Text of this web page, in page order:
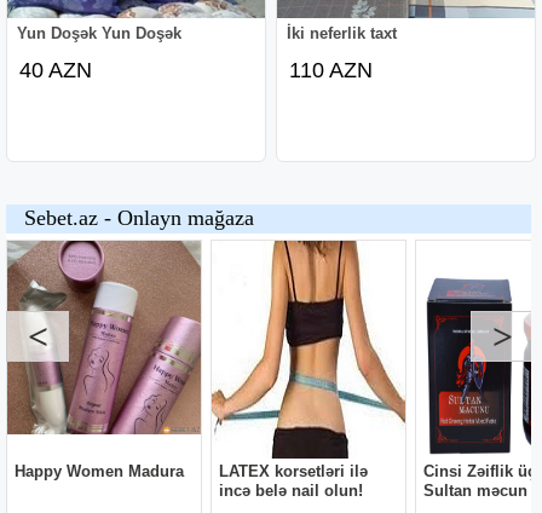
Yun Doşək Yun Doşək
40 AZN
İki neferlik taxt
110 AZN